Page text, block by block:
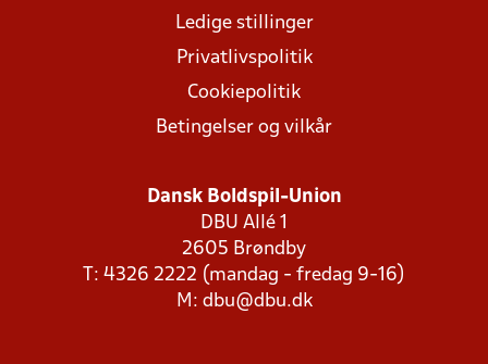
Ledige stillinger
Privatlivspolitik
Cookiepolitik
Betingelser og vilkår
Dansk Boldspil-Union
DBU Allé 1
2605 Brøndby
T: 4326 2222 (mandag - fredag 9-16)
M: dbu@dbu.dk